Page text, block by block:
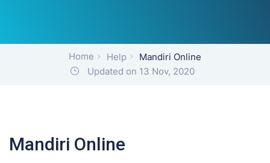
Home Help
Mandiri Online
Updated on 13 Nov, 2020
Mandiri Online